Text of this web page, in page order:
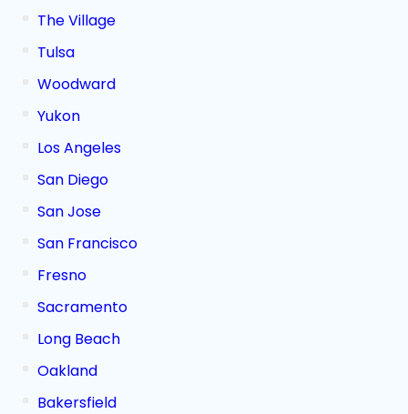
The Village
Tulsa
Woodward
Yukon
Los Angeles
San Diego
San Jose
San Francisco
Fresno
Sacramento
Long Beach
Oakland
Bakersfield